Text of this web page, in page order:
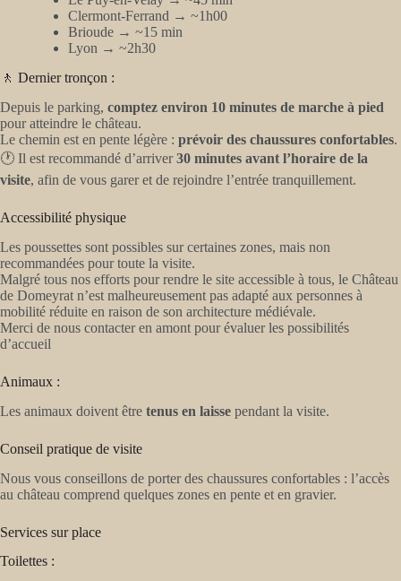
Clermont-Ferrand → ~1h00
Brioude → ~15 min
Lyon → ~2h30
🚶 Dernier tronçon :
Depuis le parking, comptez environ 10 minutes de marche à pied
pour atteindre le château.
Le chemin est en pente légère : prévoir des chaussures confortables.
🕐 Il est recommandé d’arriver30 minutes avant l’horaire de la
visite, afin de vous garer et de rejoindre l’entrée tranquillement.
Accessibilité physique
Les poussettes sont possibles sur certaines zones, mais non
recommandées pour toute la visite.
Malgré tous nos efforts pour rendre le site accessible à tous, le Château
de Domeyrat n’est malheureusement pas adapté aux personnes à
mobilité réduite en raison de son architecture médiévale.
Merci de nous contacter en amont pour évaluer les possibilités
d’accueil
Animaux :
Les animaux doivent être tenus en laisse pendant la visite.
Conseil pratique de visite
Nous vous conseillons de porter des chaussures confortables : l’accès
au château comprend quelques zones en pente et en gravier.
Services sur place
Toilettes :